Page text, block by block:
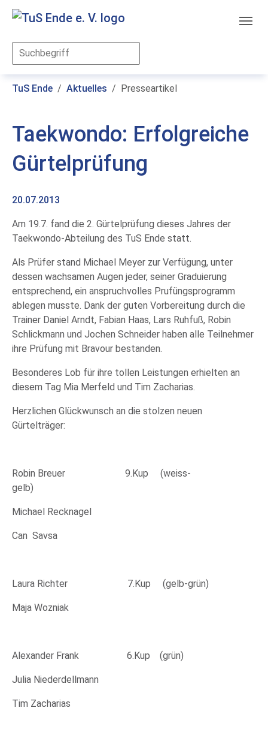
Skip to main content
TuS Ende Aktuelles Presseartikel
Taekwondo: Erfolgreiche
Gürtelprüfung
20.07.2013
Am 19.7. fand die 2. Gürtelprüfung dieses Jahres der
Taekwondo-Abteilung des TuS Ende statt.
Als Prüfer stand Michael Meyer zur Verfügung, unter
dessen wachsamen Augen jeder, seiner Graduierung
entsprechend, ein anspruchvolles Prufüngsprogramm
ablegen musste. Dank der guten Vorbereitung durch die
Trainer Daniel Arndt, Fabian Haas, Lars Ruhfuß, Robin
Schlickmann und Jochen Schneider haben alle Teilnehmer
ihre Prüfung mit Bravour bestanden.
Besonderes Lob für ihre tollen Leistungen erhielten an
diesem Tag Mia Merfeld und Tim Zacharias.
Herzlichen Glückwunsch an die stolzen neuen
Gürtelträger:
Robin Breuer 9.Kup (weiss-
gelb)
Michael Recknagel
Can Savsa
Laura Richter 7.Kup (gelb-grün)
Maja Wozniak
Alexander Frank 6.Kup (grün)
Julia Niederdellmann
Tim Zacharias